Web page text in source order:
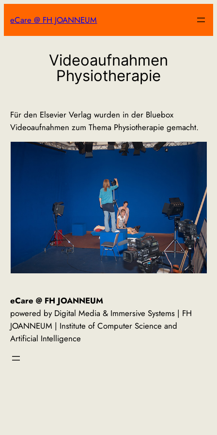
Inhalt
springen
eCare @ FH JOANNEUM
Videoaufnahmen
Physiotherapie
Für den Elsevier Verlag wurden in der Bluebox
Videoaufnahmen zum Thema Physiotherapie gemacht.
eCare @ FH JOANNEUM
powered by Digital Media & Immersive Systems | FH
JOANNEUM | Institute of Computer Science and
Artificial Intelligence